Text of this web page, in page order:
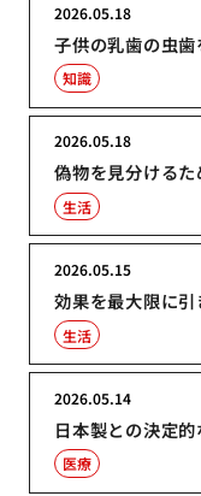
子供の乳歯の虫
2026.05.18
知識
偽物を見分ける
2026.05.18
生活
効果を最大限に
2026.05.15
生活
日本製との決定
2026.05.14
医療